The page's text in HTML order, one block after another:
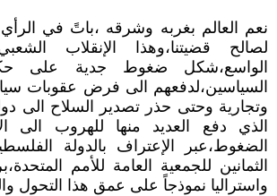
نعم العالم بغربه وشرقه ،باتً في الرأي
لصالح قضيتنا،وهذا الإنقلاب
الواسع،شكل ضغوط جدية على
السياسين،لدفعهم الى فرض عقوبات
وتجارية وحتى حذر تصدير السلاح الى
الذي دفع العديد منها للهروب الى
الضغوط،عبر الإعتراف بالدولة
الثمانين للجمعية العامة للأمم
واستراليا نموذجاً على عمق هذا التحول